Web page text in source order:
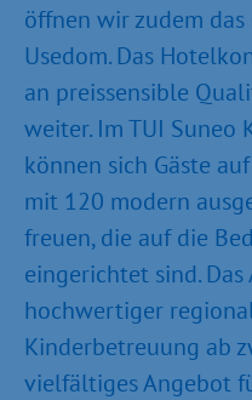
öffnen wir zudem
Usedom. Das
an preissensible
weiter. Im TUI Suneo
können sich Gäste
mit 120 modern
freuen, die auf die
eingerichtet sind.
hochwertiger
Kinderbetreuung ab
vielfältiges Angebot